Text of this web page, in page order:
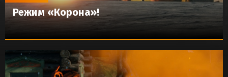
Режим «Корона»!